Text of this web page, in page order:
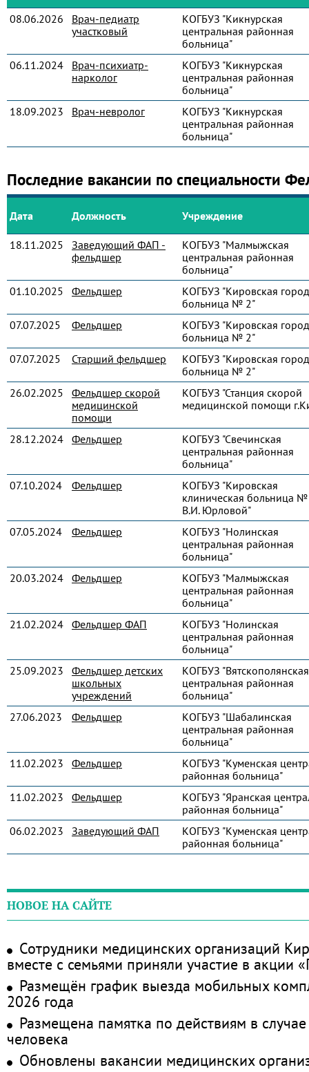
08.06.2026
Врач-педиатр
участковый
КОГБУЗ "Кикнурская
центральная районная
больница"
06.11.2024
Врач-психиатр-
нарколог
КОГБУЗ "Кикнурская
центральная районная
больница"
18.09.2023
Врач-невролог
КОГБУЗ "Кикнурская
центральная районная
больница"
Последние вакансии по специальности
Дата Должность Учреждение
18.11.2025
Заведующий ФАП -
фельдшер
КОГБУЗ "Малмыжская
центральная районная
больница"
01.10.2025
Фельдшер
КОГБУЗ "Кировская
больница № 2"
07.07.2025
Фельдшер
КОГБУЗ "Кировская
больница № 2"
07.07.2025
Старший фельдшер
КОГБУЗ "Кировская
больница № 2"
26.02.2025
Фельдшер скорой
медицинской
помощи
КОГБУЗ "Станция скорой
медицинской помощи
28.12.2024 Фельдшер
КОГБУЗ "Свечинская
центральная районная
больница"
07.10.2024
Фельдшер
КОГБУЗ "Кировская
клиническая больница
В.И. Юрловой"
07.05.2024
Фельдшер
КОГБУЗ "Нолинская
центральная районная
больница"
20.03.2024 Фельдшер
КОГБУЗ "Малмыжская
центральная районная
больница"
21.02.2024 Фельдшер ФАП
КОГБУЗ "Нолинская
центральная районная
больница"
25.09.2023
Фельдшер детских
школьных
учреждений
КОГБУЗ "Вятскополянская
центральная районная
больница"
27.06.2023
Фельдшер
КОГБУЗ "Шабалинская
центральная районная
больница"
11.02.2023
Фельдшер
КОГБУЗ "Куменская
районная больница"
11.02.2023
Фельдшер
КОГБУЗ "Яранская
районная больница"
06.02.2023
Заведующий ФАП
КОГБУЗ "Куменская
районная больница"
НОВОЕ НА САЙТЕ
Сотрудники медицинских организаций
вместе с семьями приняли участие в акции
Размещён график выезда мобильных
2026 года
Размещена памятка по действиям в
человека
Обновлены вакансии медицинских